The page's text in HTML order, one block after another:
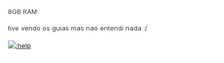
8GB RAM
tive vendo os guias mas nao entendi nada :/